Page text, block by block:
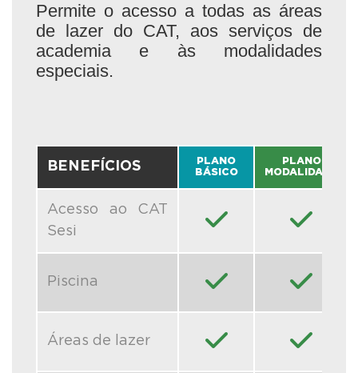
Permite o acesso a todas as áreas
de lazer do CAT, aos serviços de
academia e às modalidades
especiais.
BENEFÍCIOS
PLANO
BÁSICO
PLANO
MODALIDADE
Acesso ao CAT
Sesi
Piscina
Áreas de lazer